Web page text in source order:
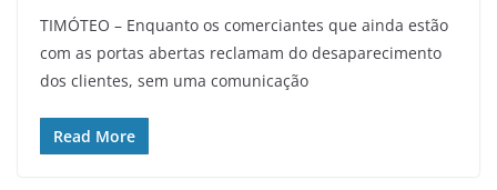
TIMÓTEO – Enquanto os comerciantes que ainda estão
com as portas abertas reclamam do desaparecimento
dos clientes, sem uma comunicação
Read More